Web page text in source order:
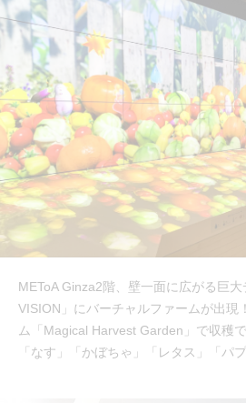
METoA Ginza2階、壁一面に広がる巨
VISION」にバーチャルファームが出現
ム「Magical Harvest Garden」で収穫
「なす」「かぼちゃ」「レタス」「パ